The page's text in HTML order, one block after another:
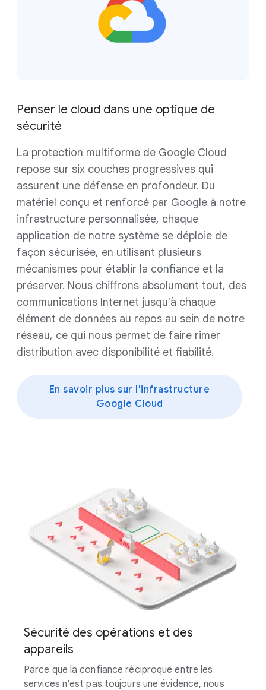
Penser le cloud dans une optique de
sécurité
La protection multiforme de Google Cloud
repose sur six couches progressives qui
assurent une défense en profondeur. Du
matériel conçu et renforcé par Google à notre
infrastructure personnalisée, chaque
application de notre système se déploie de
façon sécurisée, en utilisant plusieurs
mécanismes pour établir la confiance et la
préserver. Nous chiffrons absolument tout, des
communications Internet jusqu'à chaque
élément de données au repos au sein de notre
réseau, ce qui nous permet de faire rimer
distribution avec disponibilité et fiabilité.
En savoir plus sur l'infrastructure
Google Cloud
Sécurité des opérations et des
appareils
Parce que la confiance réciproque entre les
services n'est pas toujours une évidence, nous